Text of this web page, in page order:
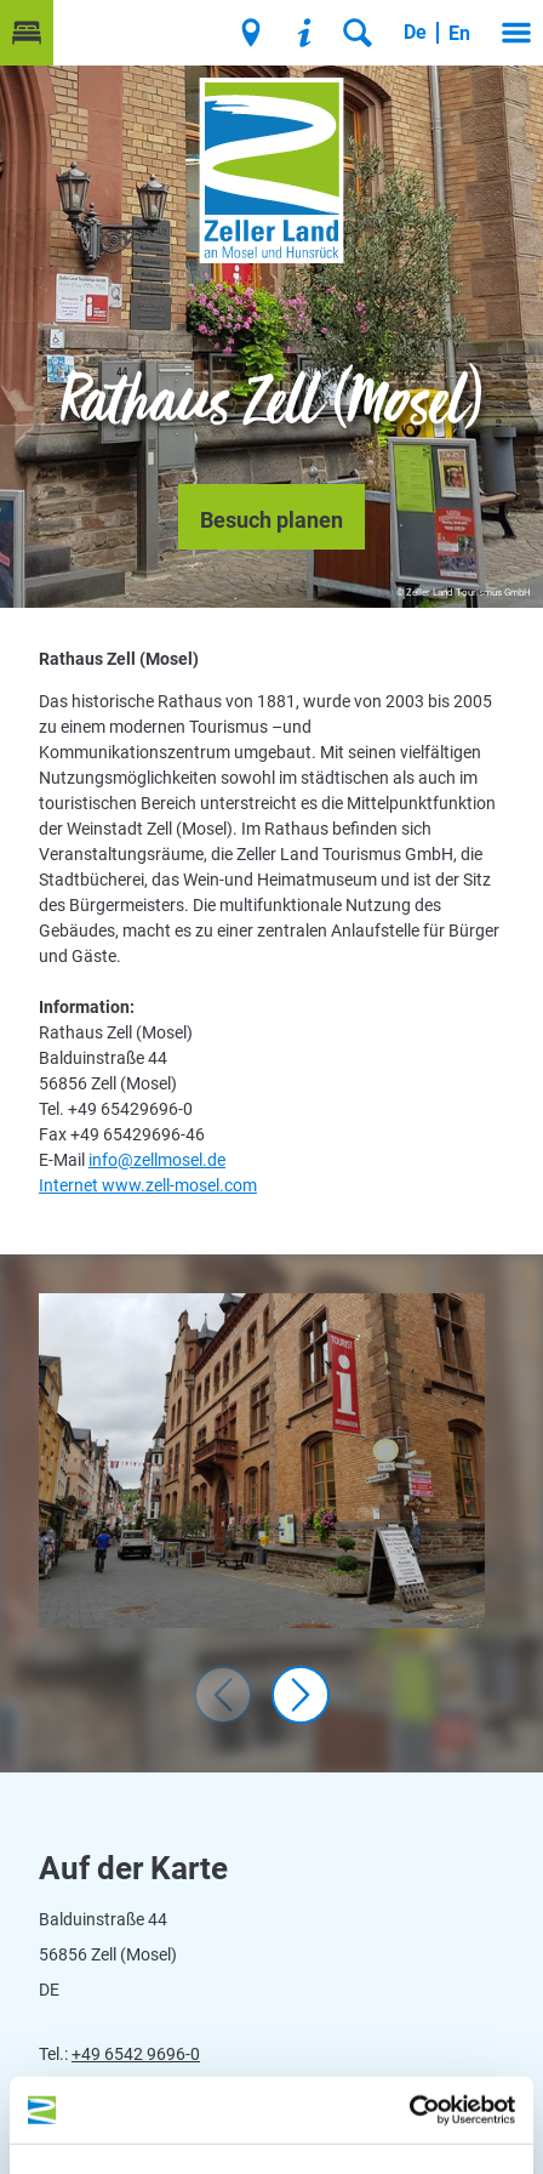
De En
© Zeller Land Tourismus GmbH
Rathaus Zell (Mosel)
Besuch planen
Rathaus Zell (Mosel)
Das historische Rathaus von 1881, wurde von 2003 bis 2005
zu einem modernen Tourismus –und
Kommunikationszentrum umgebaut. Mit seinen vielfältigen
Nutzungsmöglichkeiten sowohl im städtischen als auch im
touristischen Bereich unterstreicht es die Mittelpunktfunktion
der Weinstadt Zell (Mosel). Im Rathaus befinden sich
Veranstaltungsräume, die Zeller Land Tourismus GmbH, die
Stadtbücherei, das Wein-und Heimatmuseum und ist der Sitz
des Bürgermeisters. Die multifunktionale Nutzung des
Gebäudes, macht es zu einer zentralen Anlaufstelle für Bürger
und Gäste.
Information:
Rathaus Zell (Mosel)
Balduinstraße 44
56856 Zell (Mosel)
Tel. +49 65429696-0
Fax +49 65429696-46
E-Mail info@zellmosel.de
Internet www.zell-mosel.com
Auf der Karte
Balduinstraße 44
56856 Zell (Mosel)
DE
Tel.:+49 6542 9696-0
E-Mail: